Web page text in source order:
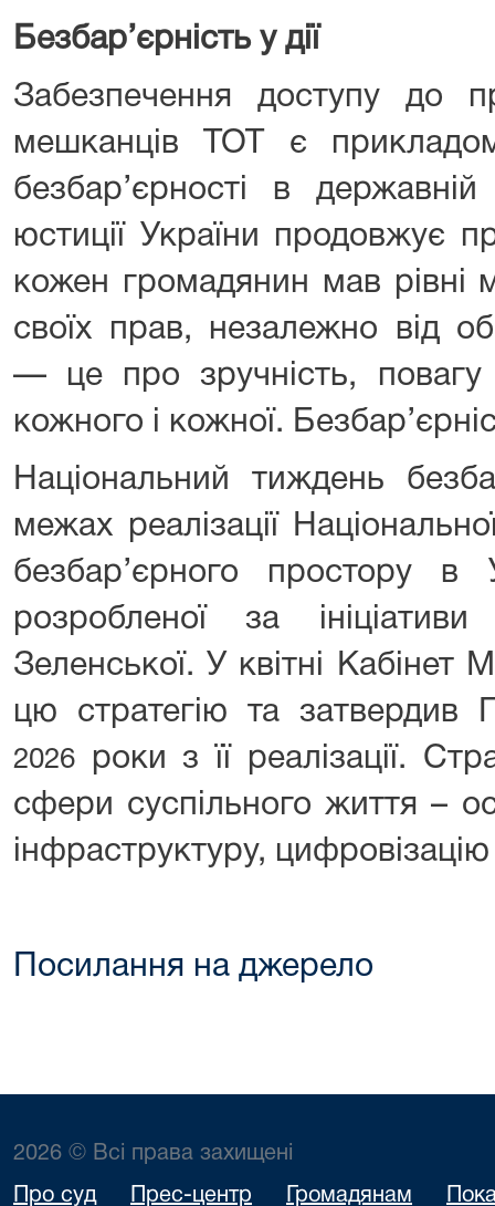
Безбар’єрність у дії
Забезпечення доступу до
мешканців ТОТ є прикладом
безбар’єрності в державній
юстиції України продовжує
кожен громадянин мав рівні
своїх прав, незалежно від
— це про зручність, повагу
кожного і кожної.
Національний тиждень
межах реалізації
безбар’єрного простору
розробленої за
Зеленської. У квітні Кабінет
цю стратегію та затвердив
2026 роки з її реалізації.
сфери суспільного життя –
інфраструктуру, цифровізацію
Посилання на джерело
2026 © Всі права захищені
Про суд Прес-центр Громадянам